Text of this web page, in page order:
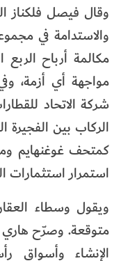
وقال فيصل فلكناز
والاستدامة في
مكالمة أرباح الربع
مواجهة أي أزمة،
شركة الاتحاد
الركاب بين
كمتحف غوغنهايم
استمرار استثمارات
ويقول وسطاء
متوقعة. وصرّح هاري
الإنشاء وأسواق